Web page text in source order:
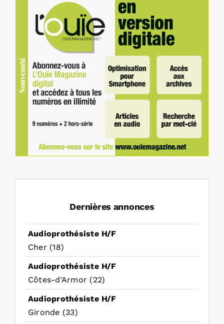
Dernières annonces
Audioprothésiste H/F
Cher (18)
Audioprothésiste H/F
Côtes-d'Armor (22)
Audioprothésiste H/F
Gironde (33)